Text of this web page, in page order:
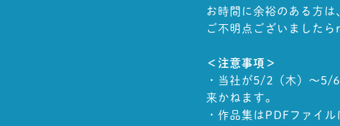
お時間に余裕のある方は
ご不明点ございました
＜注意事項＞
・当社が5/2（木）～5/
来かねます。
・作品集はPDFファイ